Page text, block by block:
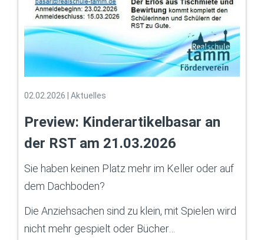
02.02.2026 Aktuelles
Preview: Kinderartikelbasar an
der RST am 21.03.2026
Sie haben keinen Platz mehr im Keller oder auf
dem Dachboden?
Die Anziehsachen sind zu klein, mit Spielen wird
nicht mehr gespielt oder Bücher…